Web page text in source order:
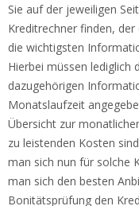
Sie auf der jeweiligen
Kreditrechner finden,
die wichtigsten
Hierbei müssen lediglich
dazugehörigen
Monatslaufzeit
Übersicht zur
zu leistenden Kosten
man sich nun für solche
man sich den besten
Bonitätsprüfung den